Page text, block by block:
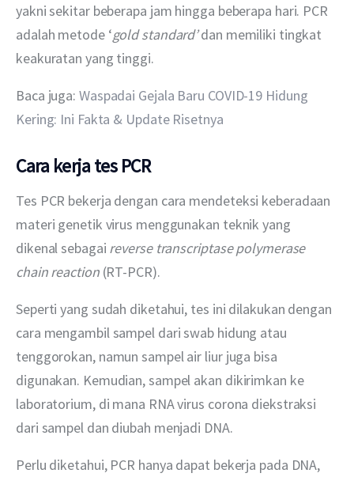
yakni sekitar beberapa jam hingga beberapa hari. PCR
adalah metode ‘gold standard’ dan memiliki tingkat
keakuratan yang tinggi.
Baca juga: Waspadai Gejala Baru COVID-19 Hidung
Kering: Ini Fakta & Update Risetnya
Cara kerja tes PCR
Tes PCR bekerja dengan cara mendeteksi keberadaan
materi genetik virus menggunakan teknik yang
dikenal sebagai reverse transcriptase polymerase
chain reaction (RT-PCR).
Seperti yang sudah diketahui, tes ini dilakukan dengan
cara mengambil sampel dari swab hidung atau
tenggorokan, namun sampel air liur juga bisa
digunakan. Kemudian, sampel akan dikirimkan ke
laboratorium, di mana RNA virus corona diekstraksi
dari sampel dan diubah menjadi DNA.
Perlu diketahui, PCR hanya dapat bekerja pada DNA,